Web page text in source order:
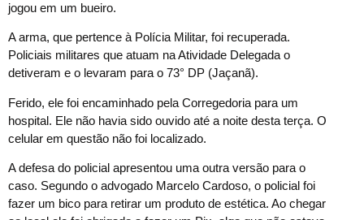
jogou em um bueiro.
A arma, que pertence à Polícia Militar, foi recuperada.
Policiais militares que atuam na Atividade Delegada o
detiveram e o levaram para o 73° DP (Jaçanã).
Ferido, ele foi encaminhado pela Corregedoria para um
hospital. Ele não havia sido ouvido até a noite desta terça. O
celular em questão não foi localizado.
A defesa do policial apresentou uma outra versão para o
caso. Segundo o advogado Marcelo Cardoso, o policial foi
fazer um bico para retirar um produto de estética. Ao chegar